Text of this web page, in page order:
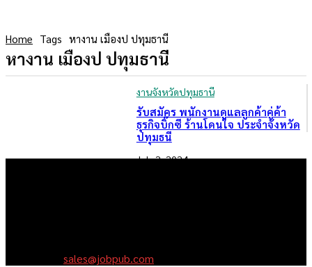
Home Tags หางาน เมืองป ปทุมธานี
หางาน เมืองป ปทุมธานี
งานจังหวัดปทุมธานี
รับสมัคร พนักงานดูแลลูกค้าคู่ค้า
ธุรกิจบิ๊กซี ร้านโดนใจ ประจำจังหวัด
ปทุมธนี
July 2, 2024
sales@jobpub.com